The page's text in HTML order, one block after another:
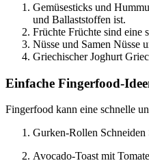
Gemüsesticks und
und Ballaststoffen ist.
Früchte Früchte sind eine
Nüsse und Samen Nüsse
Griechischer Joghurt
Einfache Fingerfood-
Fingerfood kann eine schnelle
Gurken-Rollen Schneiden
Avocado-Toast mit